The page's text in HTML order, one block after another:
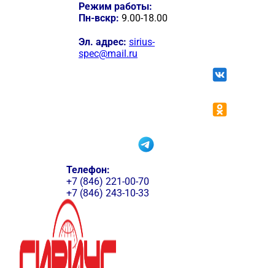
Режим работы:
Пн-вскр: 9.00-18.00
Эл. адрес: sirius-
spec@mail.ru
Телефон:
+7 (846) 221-00-70
+7 (846) 243-10-33